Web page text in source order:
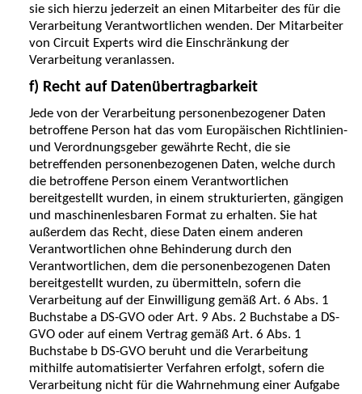
sie sich hierzu jederzeit an einen Mitarbeiter des für die
Verarbeitung Verantwortlichen wenden. Der Mitarbeiter
von Circuit Experts wird die Einschränkung der
Verarbeitung veranlassen.
f) Recht auf Datenübertragbarkeit
Jede von der Verarbeitung personenbezogener Daten
betroffene Person hat das vom Europäischen Richtlinien-
und Verordnungsgeber gewährte Recht, die sie
betreffenden personenbezogenen Daten, welche durch
die betroffene Person einem Verantwortlichen
bereitgestellt wurden, in einem strukturierten, gängigen
und maschinenlesbaren Format zu erhalten. Sie hat
außerdem das Recht, diese Daten einem anderen
Verantwortlichen ohne Behinderung durch den
Verantwortlichen, dem die personenbezogenen Daten
bereitgestellt wurden, zu übermitteln, sofern die
Verarbeitung auf der Einwilligung gemäß Art. 6 Abs. 1
Buchstabe a DS-GVO oder Art. 9 Abs. 2 Buchstabe a DS-
GVO oder auf einem Vertrag gemäß Art. 6 Abs. 1
Buchstabe b DS-GVO beruht und die Verarbeitung
mithilfe automatisierter Verfahren erfolgt, sofern die
Verarbeitung nicht für die Wahrnehmung einer Aufgabe